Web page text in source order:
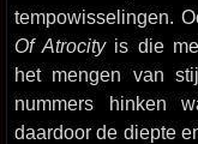
tempowisselingen.
Of Atrocityis die
het mengen van
nummers hinken
daardoor de diepte